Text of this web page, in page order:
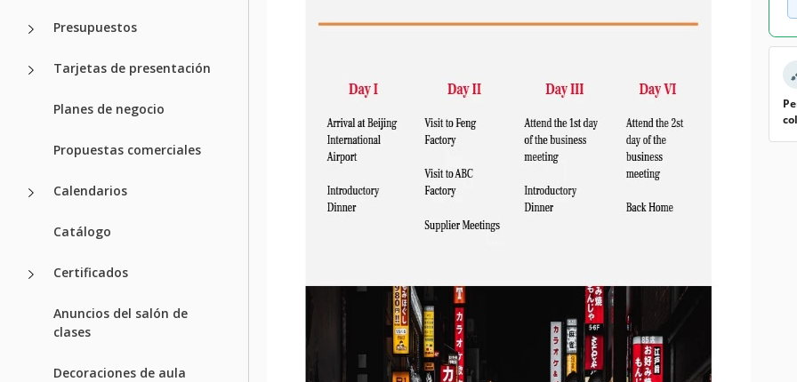
Presupuestos
Tarjetas de presentación
Planes de negocio
Propuestas comerciales
Calendarios
Catálogo
Certificados
Anuncios del salón de
clases
Decoraciones de aula